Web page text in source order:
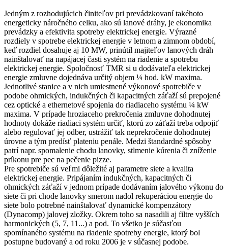
Jedným z rozhodujúcich činiteľov pri prevádzkovaní takéhoto
energeticky náročného celku, ako sú lanové dráhy, je ekonomika
prevádzky a efektivita spotreby elektrickej energie. Výrazné
rozdiely v spotrebe elektrickej energie v letnom a zimnom období,
keď rozdiel dosahuje aj 10 MW, prinútil majiteľov lanových dráh
nainštalovať na napájacej časti systém na riadenie a spotrebu
elektrickej energie. Spoločnosť TMR si u dodávateľa elektrickej
energie zmluvne dojednáva určitý objem ¼ hod. kW maxima.
Jednotlivé stanice a v nich umiestnené výkonové spotrebiče v
podobe ohmických, indukčných či kapacitných záťaží sú prepojené
cez optické a ethernetové spojenia do riadiaceho systému ¼ kW
maxima. V prípade hroziaceho prekročenia zmluvne dohodnutej
hodnoty dokáže riadiaci systém určiť, ktorú zo záťaží treba odpojiť
alebo regulovať jej odber, ustrážiť tak neprekročenie dohodnutej
úrovne a tým predísť plateniu penále. Medzi štandardné spôsoby
patrí napr. spomalenie chodu lanovky, stlmenie kúrenia či zníženie
príkonu pre pec na pečenie pizze.
Pre spotrebiče sú veľmi dôležité aj parametre siete a kvalita
elektrickej energie. Pripájaním indukčných, kapacitných či
ohmických záťaží v jednom prípade dodávaním jalového výkonu do
siete či pri chode lanovky smerom nadol rekuperáciou energie do
siete bolo potrebné nainštalovať dynamické kompenzátory
(Dynacomp) jalovej zložky. Okrem toho sa nasadili aj filtre vyšších
harmonických (5, 7, 11...) a pod. To všetko je súčasťou
spomínaného systému na riadenie spotreby energie, ktorý bol
postupne budovaný a od roku 2006 je v súčasnej podobe.